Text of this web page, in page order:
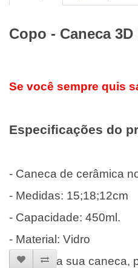
Copo - Caneca
Se você sempre quis
Especificações do
- Caneca de cerâmica
- Medidas: 15;18;12cm
- Capacidade: 450ml.
- Material: Vidro
- Cuide da sua